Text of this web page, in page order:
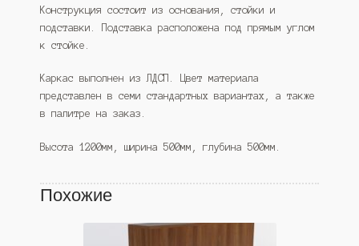
Конструкция состоит из основания, стойки и
подставки. Подставка расположена под прямым углом
к стойке.
Каркас выполнен из ЛДСП. Цвет материала
представлен в семи стандартных вариантах, а также
в палитре на заказ.
Высота 1200мм, ширина 500мм, глубина 500мм.
Похожие